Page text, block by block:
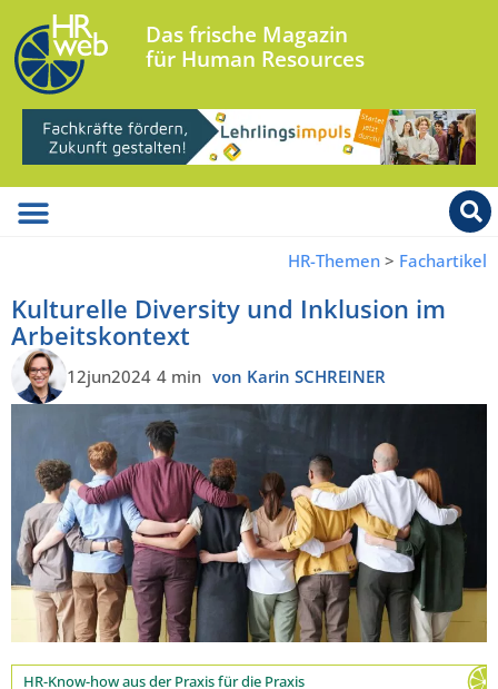
Das frische Magazin
für Human Resources
HR-Themen > Fachartikel
Kulturelle Diversity und Inklusion im
Arbeitskontext
12jun2024 4 min von Karin SCHREINER
HR-Know-how aus der Praxis für die Praxis